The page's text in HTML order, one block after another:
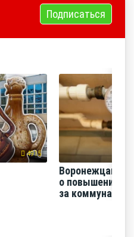
Подписаться
4915
Воронежцам
о повышении
за